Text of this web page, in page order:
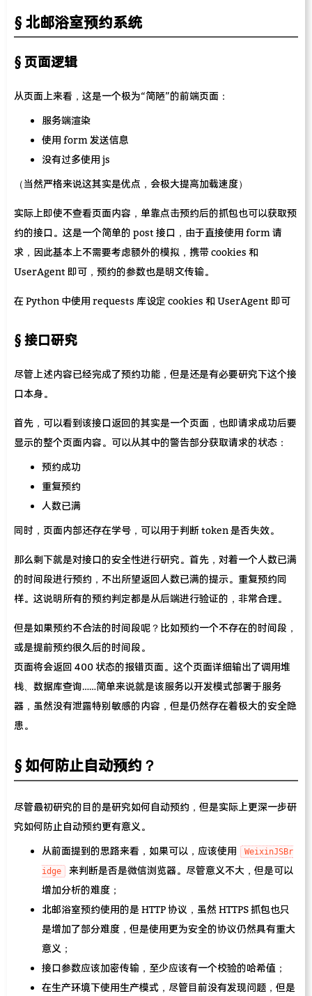
北邮浴室预约系统
页面逻辑
从页面上来看，这是一个极为“简陋”的前端页面：
服务端渲染
使用 form 发送信息
没有过多使用 js
（当然严格来说这其实是优点，会极大提高加载速度）
实际上即使不查看页面内容，单靠点击预约后的抓包也可以获取预
约的接口。这是一个简单的 post 接口，由于直接使用 form 请
求，因此基本上不需要考虑额外的模拟，携带 cookies 和
UserAgent 即可，预约的参数也是明文传输。
在 Python 中使用 requests 库设定 cookies 和 UserAgent 即可
接口研究
尽管上述内容已经完成了预约功能，但是还是有必要研究下这个接
口本身。
首先，可以看到该接口返回的其实是一个页面，也即请求成功后要
显示的整个页面内容。可以从其中的警告部分获取请求的状态：
预约成功
重复预约
人数已满
同时，页面内部还存在学号，可以用于判断 token 是否失效。
那么剩下就是对接口的安全性进行研究。首先，对着一个人数已满
的时间段进行预约，不出所望返回人数已满的提示。重复预约同
样。这说明所有的预约判定都是从后端进行验证的，非常合理。
但是如果预约不合法的时间段呢？比如预约一个不存在的时间段，
或是提前预约很久后的时间段。
页面将会返回 400 状态的报错页面。这个页面详细输出了调用堆
栈、数据库查询……简单来说就是该服务以开发模式部署于服务
器，虽然没有泄露特别敏感的内容，但是仍然存在着极大的安全隐
患。
如何防止自动预约？
尽管最初研究的目的是研究如何自动预约，但是实际上更深一步研
究如何防止自动预约更有意义。
从前面提到的思路来看，如果可以，应该使用
WeixinJSBr
idge
来判断是否是微信浏览器。尽管意义不大，但是可以
增加分析的难度；
北邮浴室预约使用的是 HTTP 协议，虽然 HTTPS 抓包也只
是增加了部分难度，但是使用更为安全的协议仍然具有重大
意义；
接口参数应该加密传输，至少应该有一个校验的哈希值；
在生产环境下使用生产模式，尽管目前没有发现问题，但是